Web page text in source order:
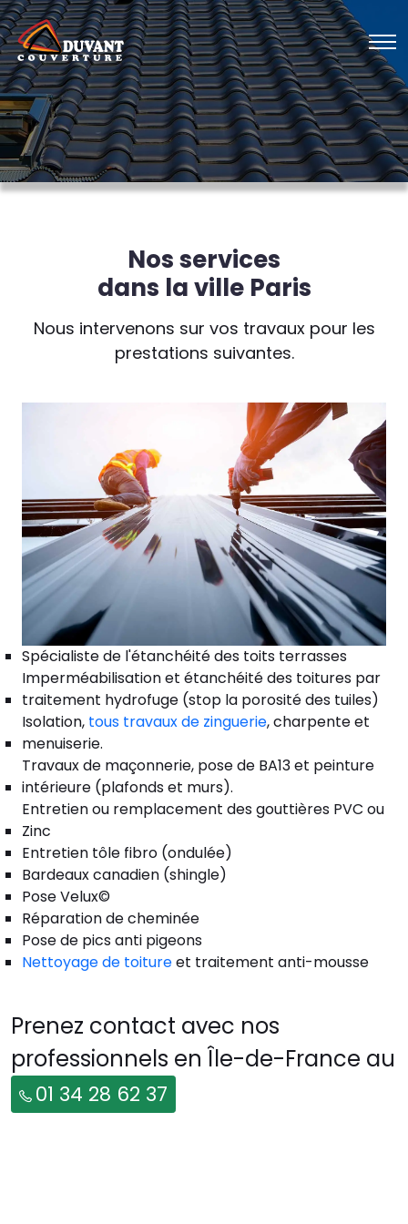
Nos services
dans la ville Paris
Nous intervenons sur vos travaux pour les
prestations suivantes.
Spécialiste de l'étanchéité des toits terrasses
Imperméabilisation et étanchéité des toitures par
traitement hydrofuge (stop la porosité des tuiles)
Isolation, tous travaux de zinguerie, charpente et
menuiserie.
Travaux de maçonnerie, pose de BA13 et peinture
intérieure (plafonds et murs).
Entretien ou remplacement des gouttières PVC ou
Zinc
Entretien tôle fibro (ondulée)
Bardeaux canadien (shingle)
Pose Velux©
Réparation de cheminée
Pose de pics anti pigeons
Nettoyage de toitureet traitement anti-mousse
Prenez contact avec nos
professionnels en Île-de-France au
01 34 28 62 37